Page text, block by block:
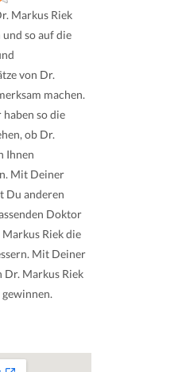
Markus Riek
so auf die
von Dr.
machen.
so die
ob Dr.
Ihnen
Mit Deiner
Du anderen
Doktor
Riek die
Mit Deiner
Dr. Markus Riek